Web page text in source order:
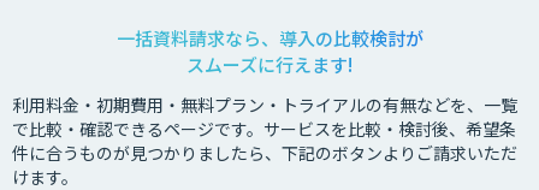
一括資料請求なら、導入の比較検討が
スムーズに行えます!
利用料金・初期費用・無料プラン・トライアルの有無などを、一覧
で比較・確認できるページです。サービスを比較・検討後、希望条
件に合うものが見つかりましたら、下記のボタンよりご請求いただ
けます。